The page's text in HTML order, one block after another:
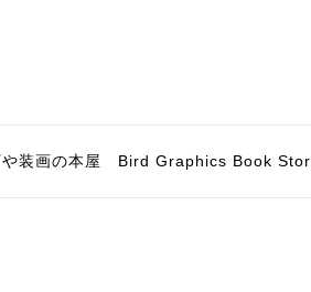
や装画の本屋 Bird Graphics Book